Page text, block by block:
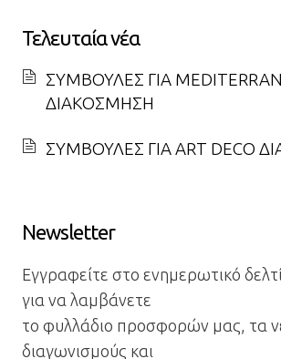
Τελευταία νέα
ΣΥΜΒΟΥΛΕΣ ΓΙΑ
ΔΙΑΚΟΣΜΗΣΗ
ΣΥΜΒΟΥΛΕΣ ΓΙΑ ART DECO
Newsletter
Εγγραφείτε στο ενημερωτικό
για να λαμβάνετε
το φυλλάδιο προσφορών μας, τα
διαγωνισμούς και